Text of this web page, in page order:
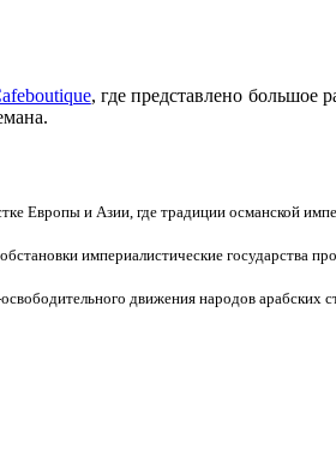
, где представлено большое
Европы и Азии, где традиции османской
империалистические государства
движения народов арабских